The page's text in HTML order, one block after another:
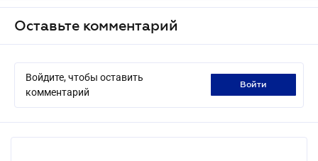
Оставьте комментарий
Войдите, чтобы оставить
комментарий
войти